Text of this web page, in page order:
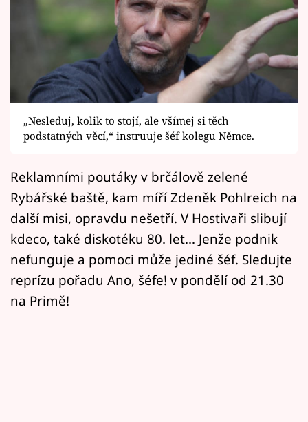
Horoskopy
Sledujte prima+
Filmový festival Karlovy Vary
Pořady
Přihlášení
Sledujte nás
„Nesleduj, kolik to stojí, ale všímej si těch
podstatných věcí,“ instruuje šéf kolegu Němce.
Reklamními poutáky v brčálově zelené
Rybářské baště, kam míří Zdeněk Pohlreich na
další misi, opravdu nešetří. V Hostivaři slibují
kdeco, také diskotéku 80. let... Jenže podnik
nefunguje a pomoci může jediné šéf. Sledujte
reprízu pořadu Ano, šéfe! v pondělí od 21.30
na Primě!